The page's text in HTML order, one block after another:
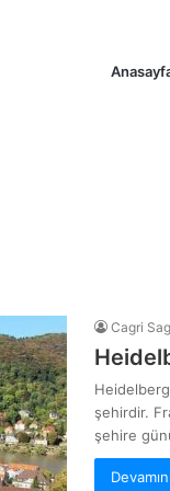
Cagri
şehirdir.
şehire